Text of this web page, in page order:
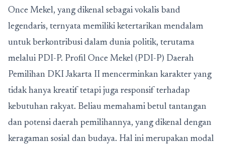
Once Mekel, yang dikenal sebagai vokalis band
legendaris, ternyata memiliki ketertarikan mendalam
untuk berkontribusi dalam dunia politik, terutama
melalui PDI-P. Profil Once Mekel (PDI-P) Daerah
Pemilihan DKI Jakarta II mencerminkan karakter yang
tidak hanya kreatif tetapi juga responsif terhadap
kebutuhan rakyat. Beliau memahami betul tantangan
dan potensi daerah pemilihannya, yang dikenal dengan
keragaman sosial dan budaya. Hal ini merupakan modal